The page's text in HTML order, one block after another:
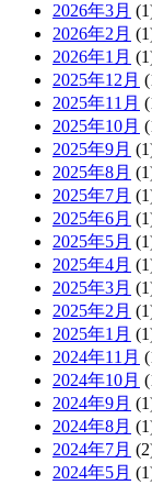
2026年3月
2026年2月
2026年1月
2025年12月
2025年11月
2025年10月
2025年9月
2025年8月
2025年7月
2025年6月
2025年5月
2025年4月
2025年3月
2025年2月
2025年1月
2024年11月
2024年10月
2024年9月
2024年8月
2024年7月
2024年5月